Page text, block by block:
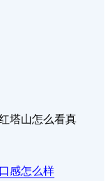
塔山怎么看真
感怎么样